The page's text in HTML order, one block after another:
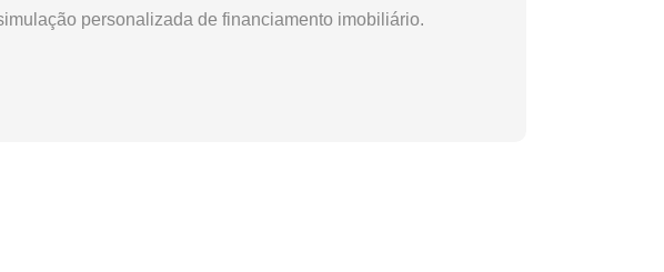
personalizada de financiamento imobiliário.